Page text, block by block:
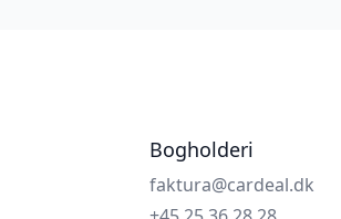
Bogholderi
faktura@cardeal.dk